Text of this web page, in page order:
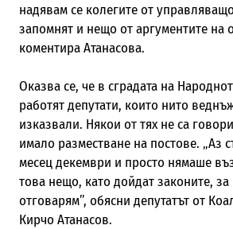
надявам се колегите от
запомнят и нещо от аргументите на
коментира Атанасова.
Оказва се, че в сградата на
работят депутати, които нито
изказвали. Някои от тях не са
имало разместване на постове. „Аз
месец декември и просто нямаше
това нещо, като дойдат законите, за
отговарям”, обясни депутатът от
Кирчо Атанасов.